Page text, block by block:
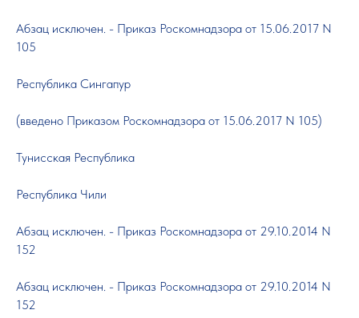
Абзац исключен. - Приказ Роскомнадзора от 15.06.2017 N
105
Республика Сингапур
(введено Приказом Роскомнадзора от 15.06.2017 N 105)
Тунисская Республика
Республика Чили
Абзац исключен. - Приказ Роскомнадзора от 29.10.2014 N
152
Абзац исключен. - Приказ Роскомнадзора от 29.10.2014 N
152